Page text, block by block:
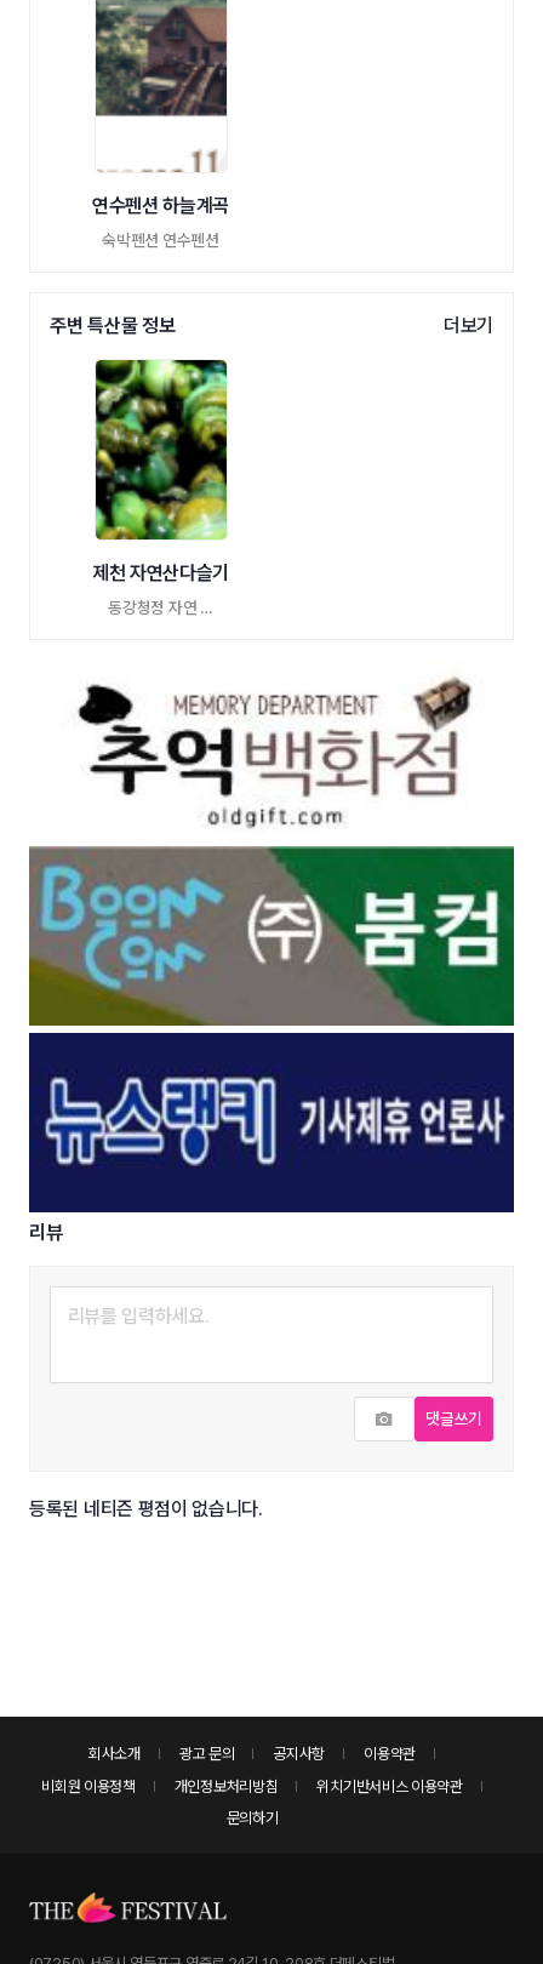
연수펜션 하늘계곡
숙박펜션 연수펜션
주변 특산물 정보 더보기
제천 자연산다슬기
동강청정 자연 …
리뷰
사진추가
댓글쓰기
등록된 네티즌 평점이 없습니다.
회사소개 광고 문의 공지사항
이용약관
비회원 이용정책
개인정보처리방침
위치기반서비스 이용약관
문의하기